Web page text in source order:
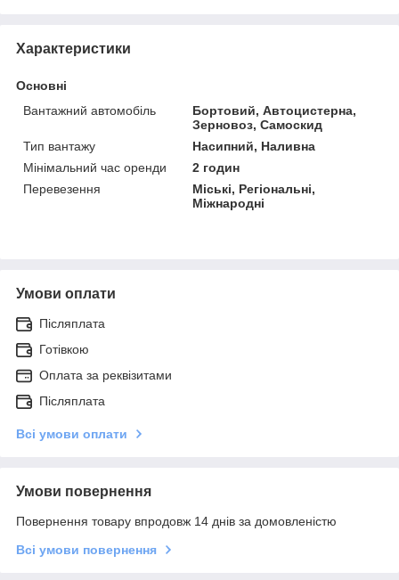
Характеристики
Основні
Вантажний автомобіль
Бортовий, Автоцистерна,
Зерновоз, Самоскид
Тип вантажу
Насипний, Наливна
Мінімальний час оренди
2 годин
Перевезення
Міські, Регіональні,
Міжнародні
Умови оплати
Післяплата
Готівкою
Оплата за реквізитами
Післяплата
Всі умови оплати
Умови повернення
Повернення товару впродовж 14 днів за домовленістю
Всі умови повернення